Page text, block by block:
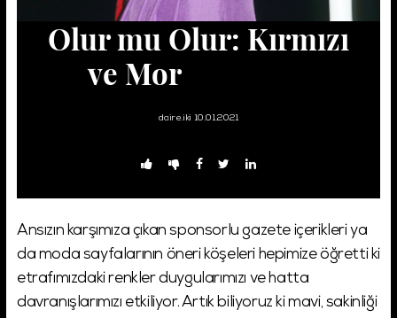
Olur mu Olur: Kırmızı
ve Mor
daire.iki 10.01.2021
Ansızın karşımıza çıkan sponsorlu gazete içerikleri ya
da moda sayfalarının öneri köşeleri hepimize öğretti ki
etrafımızdaki renkler duygularımızı ve hatta
davranışlarımızı etkiliyor. Artık biliyoruz ki mavi, sakinliği